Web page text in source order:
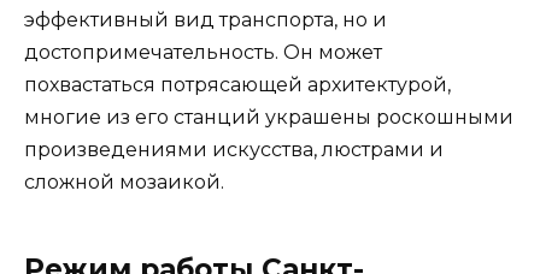
эффективный вид транспорта, но и
достопримечательность. Он может
похвастаться потрясающей архитектурой,
многие из его станций украшены роскошными
произведениями искусства, люстрами и
сложной мозаикой.